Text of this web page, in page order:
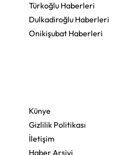
Türkoğlu Haberleri
Dulkadiroğlu Haberleri
Onikişubat Haberleri
Künye
Gizlilik Politikası
İletişim
Haber Arşivi